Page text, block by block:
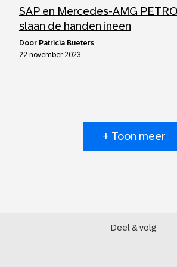
SAP en Mercedes-AMG
slaan de handen ineen
door Patricia Bueters
22 november 2023
+ Toon meer
Deel & volg